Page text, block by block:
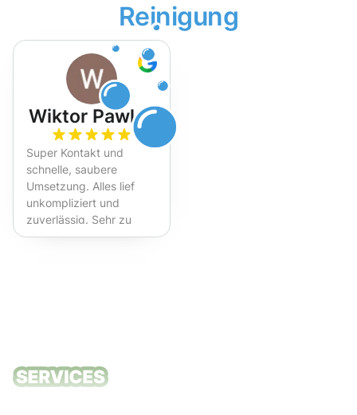
Reinigung
Wiktor Pawlak
Super Kontakt und
schnelle, saubere
Umsetzung. Alles lief
unkompliziert und
zuverlässig. Sehr zu
empfehlen!